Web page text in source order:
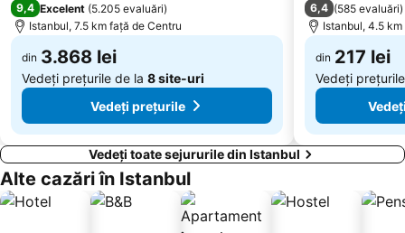
Platform Merter
Esenler
Kartal
Vezneciler Subway Station
9,4 Excelent (5.205 evaluări)
Istanbul, 7.5 km faţă de Centru
din 3.868 lei
Vedeți prețurile de la 8 site-uri
Vedeți prețurile
6,4 (585 evaluări)
Istanbul, 4.5
din 217 lei
Vedeți
Vedeți toate sejururile din Istanbul
Alte cazări în Istanbul